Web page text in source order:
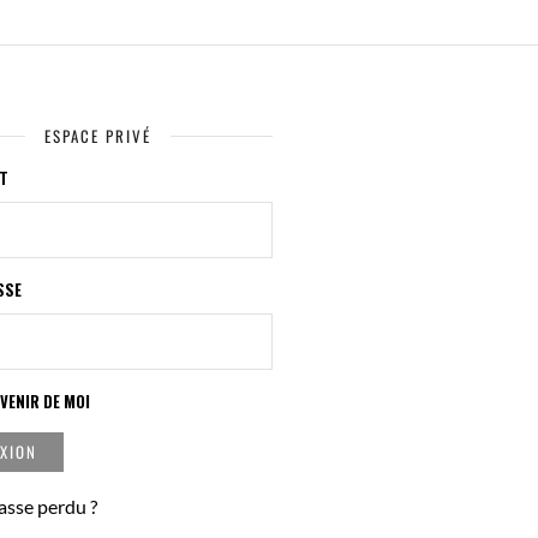
ESPACE PRIVÉ
DE MOI
perdu ?